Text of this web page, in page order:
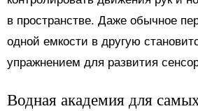
в пространстве. Даже обычное
одной емкости в другую
упражнением для развития
Водная академия для